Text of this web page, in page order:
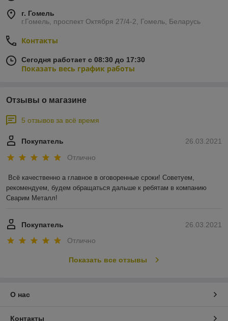
г. Гомель
г.Гомель, проспект Октября 27/4-2, Гомель, Беларусь
Контакты
Сегодня работает с 08:30 до 17:30
Показать весь график работы
Отзывы о магазине
5 отзывов за всё время
26.03.2021
Покупатель
Отлично
Всё качественно а главное в оговоренные сроки! Советуем,
рекомендуем, будем обращаться дальше к ребятам в компанию
Сварим Металл!
26.03.2021
Покупатель
Отлично
Показать все отзывы
О нас
Контакты